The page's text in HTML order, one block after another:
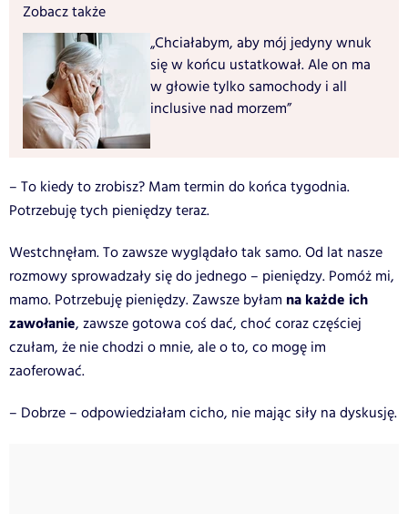
Zobacz także
„Chciałabym, aby mój jedyny wnuk
się w końcu ustatkował. Ale on ma
w głowie tylko samochody i all
inclusive nad morzem”
– To kiedy to zrobisz? Mam termin do końca tygodnia.
Potrzebuję tych pieniędzy teraz.
Westchnęłam. To zawsze wyglądało tak samo. Od lat nasze
rozmowy sprowadzały się do jednego – pieniędzy. Pomóż mi,
mamo. Potrzebuję pieniędzy. Zawsze byłam na każde ich
zawołanie, zawsze gotowa coś dać, choć coraz częściej
czułam, że nie chodzi o mnie, ale o to, co mogę im
zaoferować.
– Dobrze – odpowiedziałam cicho, nie mając siły na dyskusję.